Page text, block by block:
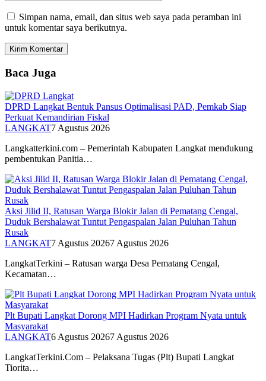
Simpan nama, email, dan situs web saya pada peramban ini
untuk komentar saya berikutnya.
Baca Juga
DPRD Langkat Bentuk Pansus Optimalisasi PAD, Pemkab Siap
Perkuat Kemandirian Fiskal
LANGKAT7 Agustus 2026
Langkatterkini.com – Pemerintah Kabupaten Langkat mendukung
pembentukan Panitia…
Aksi Jilid II, Ratusan Warga Blokir Jalan di Pematang Cengal,
Duduk Bershalawat Tuntut Pengaspalan Jalan Puluhan Tahun
Rusak
LANGKAT7 Agustus 20267 Agustus 2026
LangkatTerkini – Ratusan warga Desa Pematang Cengal,
Kecamatan…
Plt Bupati Langkat Dorong MPI Hadirkan Program Nyata untuk
Masyarakat
LANGKAT6 Agustus 20267 Agustus 2026
LangkatTerkini.Com – Pelaksana Tugas (Plt) Bupati Langkat
Tiorita…